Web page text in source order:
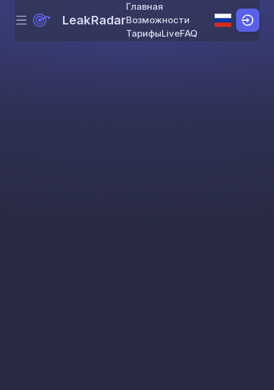
Skip to content
Menu LeakRadar
Главная
Возможности
ТарифыLiveFAQ